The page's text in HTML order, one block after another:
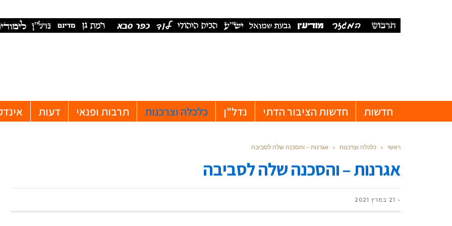
חדשות חדשות הציבור הדתי נדל"ן כלכלה וצרכנות תרבות ופנאי דעות
ראשי » כלכלה וצרכנות » אגרנות – והסכנה שלה לסביבה
אגרנות – והסכנה שלה לסביבה
21 במרץ 2021